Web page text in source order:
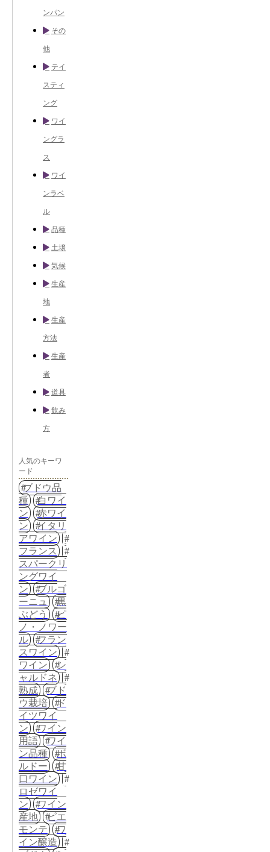
ンパン
その
他
テイ
スティ
ング
ワイ
ングラ
ス
ワイ
ンラベ
ル
品種
土壌
気候
生産
地
生産
方法
生産
者
道具
飲み
方
人気のキーワ
ード
ブドウ品
種
白ワイ
ン
赤ワイ
ン
イタリ
アワイン
フランス
スパークリ
ングワイ
ン
ブルゴ
ーニュ
黒
ぶどう
ピ
ノ・ノワー
ル
フラン
スワイン
ワイン
シ
ャルドネ
熟成
ブド
ウ栽培
ド
イツワイ
ン
ワイン
用語
ワイ
ン品種
ボ
ルドー
甘
口ワイン
ロゼワイ
ン
ワイン
産地
ピエ
モンテ
ワ
イン醸造